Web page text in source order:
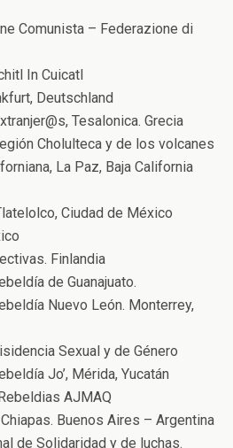
Comunista – Federazione di
In Cuicatl
Deutschland
Tesalonica. Grecia
Cholulteca y de los volcanes
La Paz, Baja California
Ciudad de México
Finlandia
de Guanajuato.
Nuevo León. Monterrey,
Sexual y de Género
Jo’, Mérida, Yucatán
AJMAQ
Buenos Aires – Argentina
de Solidaridad y de luchas.